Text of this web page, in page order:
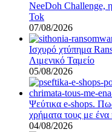
NeeDoh Challenge,
Tok
07/08/2026
Ισχυρό χτύπημα
Λιμενικό Ταμείο
05/08/2026
Ψεύτικα e-shops.
χρήματα τους με ένα
04/08/2026